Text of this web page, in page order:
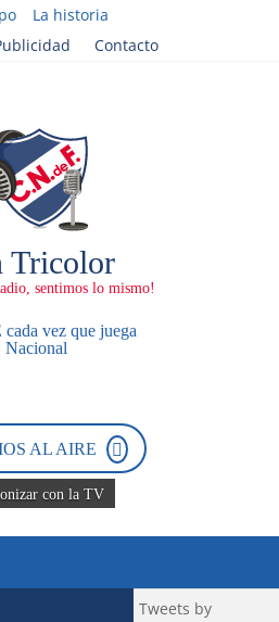
La historia
Contacto
vez que juega
Nacional
AL AIRE
con la TV
Tweets by